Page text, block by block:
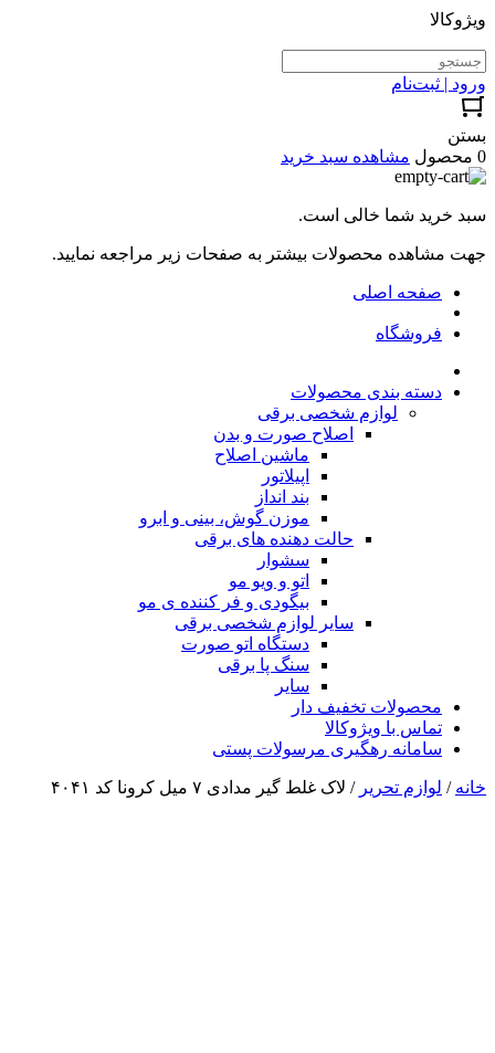
ویژوکالا
ورود | ثبت‌نام
بستن
0 محصول
مشاهده سبد خرید
سبد خرید شما خالی است.
جهت مشاهده محصولات بیشتر به صفحات زیر مراجعه نمایید.
صفحه اصلی
فروشگاه
دسته بندی محصولات
لوازم شخصی برقی
اصلاح صورت و بدن
ماشین اصلاح
اپیلاتور
بند انداز
موزن گوش، بینی و ابرو
حالت دهنده های برقی
سشوار
اتو و ویو مو
بیگودی و فر کننده ی مو
سایر لوازم شخصی برقی
دستگاه اتو صورت
سنگ پا برقی
سایر
محصولات تخفیف دار
تماس با ویژوکالا
سامانه رهگیری مرسولات پستی
خانه / لوازم تحریر / لاک غلط گیر مدادی ۷ میل کرونا کد ۴۰۴۱